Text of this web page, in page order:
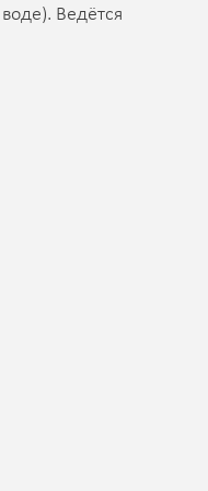
Ведётся